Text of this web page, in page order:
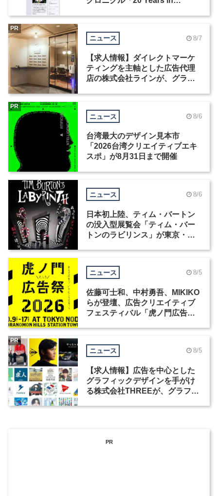
ニュース 8/7
【求人情報】ダイレクトマーケ
ティングを主軸とした広告代理
店の株式会社ラインが、グラフ
PR
ニュース 8/6
台湾最大のデザイン見本市
「2026台湾クリエイティブエキ
スポ」が8月31日まで開催
PR
ニュース 8/6
日本初上陸、ティム・バートン
の没入型展覧会「ティム・バー
トンのラビリンス」が東京・豊
ニュース 8/5
佐藤可士和、中村勇吾、MIKIKO
らが登壇、広告クリエイティブ
フェスティバル「虎ノ門広告
ニュース 8/5
【求人情報】広告を中心とした
グラフィックデザインを手がけ
る株式会社THREEが、グラフィ
PR
PR